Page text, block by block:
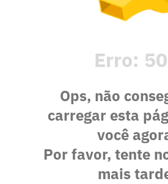
Erro:
Ops, não
carregar esta
você
Por favor, tente
mais